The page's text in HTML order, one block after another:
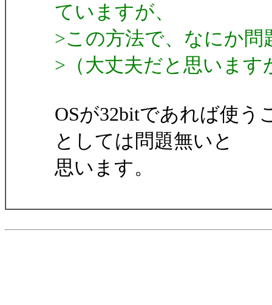
ていますが、
>この方法で、なにか
>（大丈夫だと思います
OSが32bitであれば使
としては問題無いと
思います。